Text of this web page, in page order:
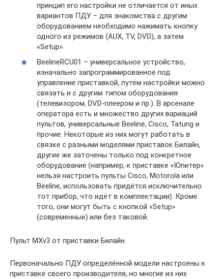
принцип его настройки не отличается от иных
вариантов ПДУ – для знакомства с другим
оборудованием необходимо нажимать кнопку
одного из режимов (AUX, TV, DVD), а затем
«Setup».
BeelineRCU01 – универсальное устройство,
изначально запрограммированное под
управление приставкой, путём настройки можно
связать и с другим типом оборудования
(телевизором, DVD-плеером и пр.). В арсенале
оператора есть и множество других вариаций
пультов, универсальные Beeline, Cisco, Tatung и
прочие. Некоторые из них могут работать в
связке с разными моделями приставок Билайн,
другие же заточены только под конкретное
оборудование (например, к приставке «Юпитер»
нельзя настроить пульты Cisco, Motorola или
Beeline, использовать придётся исключительно
тот прибор, что идёт в комплектации). Кроме
того, они могут быть с кнопкой «Setup»
(современные) или без таковой.
Пульт MXv3 от приставки Билайн
Первоначально ПДУ определённой модели настроены к
приставке своего производителя, но многие из них